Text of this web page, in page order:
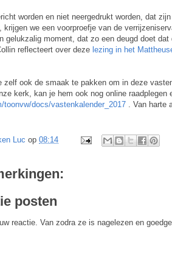
worden en niet neergedrukt worden, dat
krijgen we een voorproefje van de
gelukzalig moment, dat zo een deugd doet dat
reflecteert over deze lezing in het
zelf ook de smaak te pakken om in deze
kerk, kan je hem ook nog online raadplegen
toonvw/docs/vastenkalender_2017 . Van harte
Luc op 08:14
posten
reactie. Van zodra ze is nagelezen en